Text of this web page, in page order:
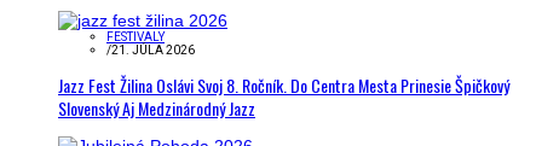
FESTIVALY
/21. JÚLA 2026
Jazz Fest Žilina Oslávi Svoj 8. Ročník. Do Centra Mesta Prinesie Špičkový
Slovenský Aj Medzinárodný Jazz